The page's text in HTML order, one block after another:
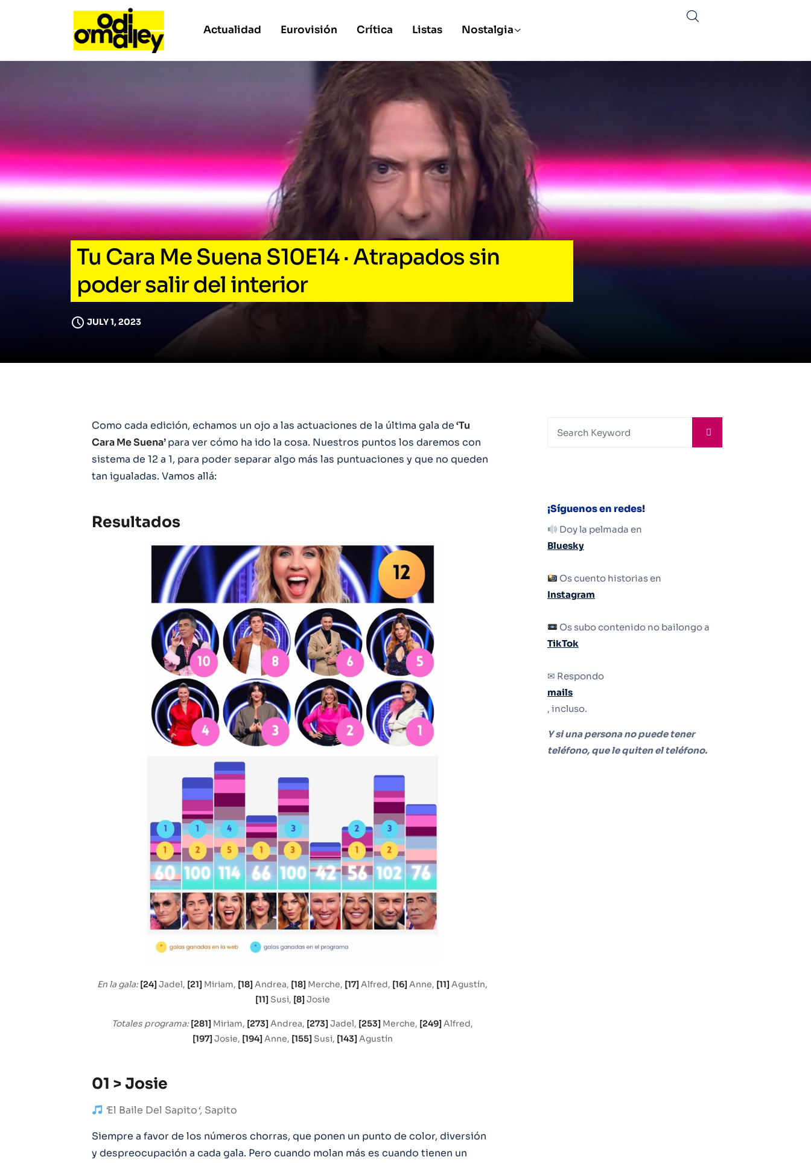
Actualidad Eurovisión Crítica Listas Nostalgia
Tu Cara Me Suena S10E14 · Atrapados sin
poder salir del interior
JULY 1, 2023
Como cada edición, echamos un ojo a las actuaciones de la última gala de‘Tu
Cara Me Suena’para ver cómo ha ido la cosa. Nuestros puntos los daremos con
sistema de 12 a 1, para poder separar algo más las puntuaciones y que no queden
tan igualadas. Vamos allá:
Resultados
En la gala:[24]Jadel, [21] Miriam, [18]Andrea, [18] Merche, [17]Alfred, [16]Anne, [11]Agustín,
[11]Susi, [8]Josie
Totales programa:[281] Miriam, [273]Andrea, [273]Jadel, [253] Merche, [249]Alfred,
[197]Josie, [194]Anne, [155]Susi, [143]Agustín
01 > Josie
‘El Baile Del Sapito‘, Sapito
Siempre a favor de los números chorras, que ponen un punto de color, diversión
y despreocupación a cada gala. Pero cuando molan más es cuando tienen un
¡Síguenos en redes!
Doy la pelmada en
Bluesky
Os cuento historias en
Instagram
Os subo contenido no bailongo a
TikTok
✉ Respondo
mails
, incluso.
Y si una persona no puede tener
teléfono, que le quiten el teléfono.